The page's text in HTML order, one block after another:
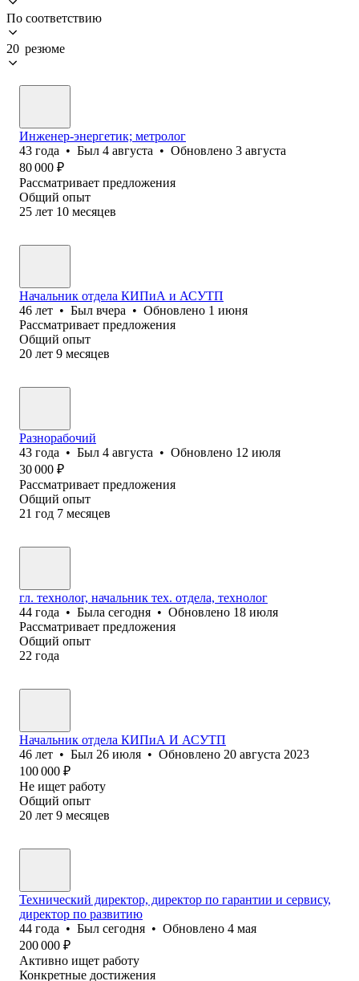
По соответствию
20 резюме
Инженер-энергетик; метролог
43 года • Был 4 августа • Обновлено 3 августа
80 000 ₽
Рассматривает предложения
Общий опыт
25 лет 10 месяцев
Начальник отдела КИПиА и АСУТП
46 лет • Был вчера • Обновлено 1 июня
Рассматривает предложения
Общий опыт
20 лет 9 месяцев
Разнорабочий
43 года • Был 4 августа • Обновлено 12 июля
30 000 ₽
Рассматривает предложения
Общий опыт
21 год 7 месяцев
гл. технолог, начальник тех. отдела, технолог
44 года • Была сегодня • Обновлено 18 июля
Рассматривает предложения
Общий опыт
22 года
Начальник отдела КИПиА И АСУТП
46 лет • Был 26 июля • Обновлено 20 августа 2023
100 000 ₽
Не ищет работу
Общий опыт
20 лет 9 месяцев
Технический директор, директор по гарантии и сервису,
директор по развитию
44 года • Был сегодня • Обновлено 4 мая
200 000 ₽
Активно ищет работу
Конкретные достижения